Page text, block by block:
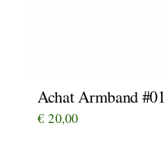
Achat Armband #01
€ 20,00